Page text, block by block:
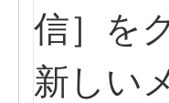
信］を
新しい